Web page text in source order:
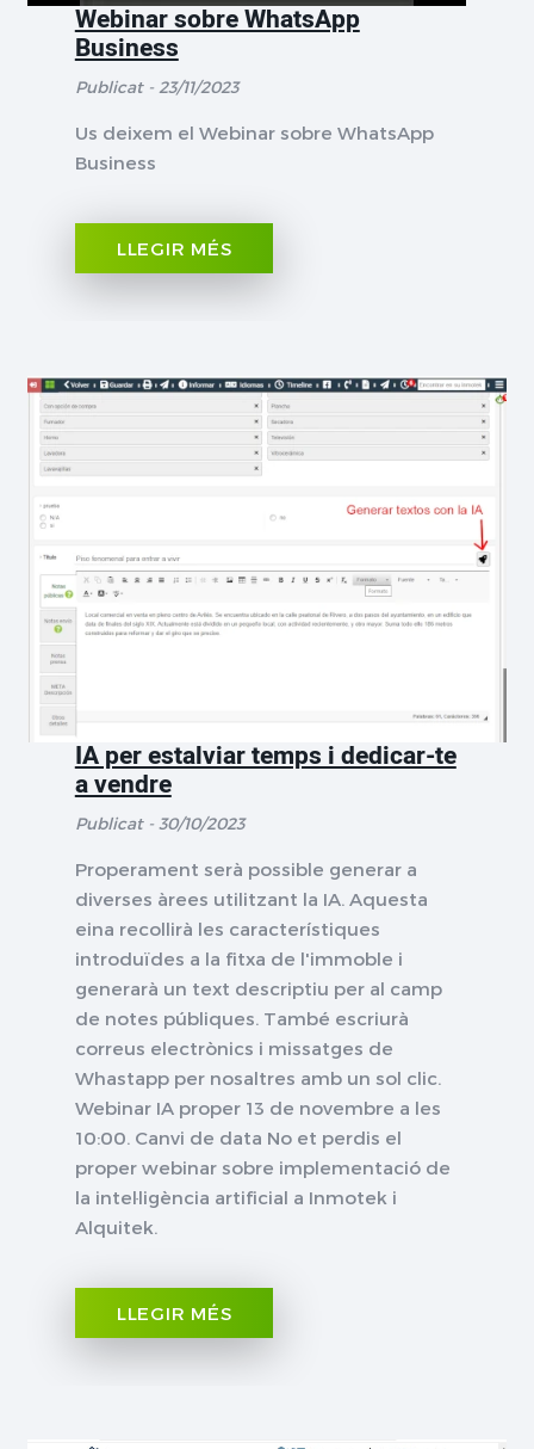
Webinar sobre WhatsApp
Business
Publicat - 23/11/2023
Us deixem el Webinar sobre WhatsApp
Business
LLEGIR MÉS
IA per estalviar temps i dedicar-te
a vendre
Publicat - 30/10/2023
Properament serà possible generar a
diverses àrees utilitzant la IA. Aquesta
eina recollirà les característiques
introduïdes a la fitxa de l'immoble i
generarà un text descriptiu per al camp
de notes públiques. També escriurà
correus electrònics i missatges de
Whastapp per nosaltres amb un sol clic.
Webinar IA proper 13 de novembre a les
10:00. Canvi de data No et perdis el
proper webinar sobre implementació de
la intel·ligència artificial a Inmotek i
Alquitek.
LLEGIR MÉS